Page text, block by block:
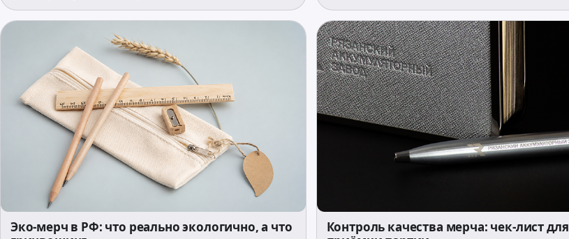
Эко-мерч в РФ: что реально экологично, а что
Контроль качества мерча: чек-лист для